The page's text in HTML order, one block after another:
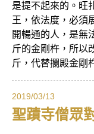
是提不起來的。旺
王，依法度，必須
開暢通的人，是無
斤的金剛杵，所以
斤，代替攔殿金剛
2019/03/13
聖蹟寺僧眾